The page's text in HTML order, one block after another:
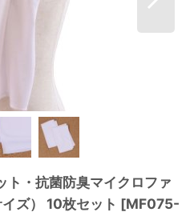
・抗菌防臭マイクロファ
ズ） 10枚セット [MF075-